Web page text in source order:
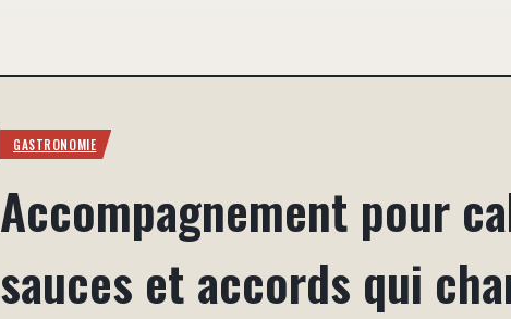
GASTRONOMIE
Accompagnement pour
sauces et accords qui